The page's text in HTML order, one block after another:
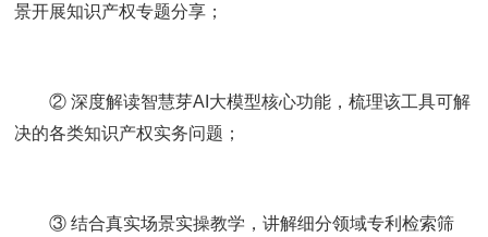
景开展知识产权专题分享；
② 深度解读智慧芽AI大模型核心功能，梳理该工具可解
决的各类知识产权实务问题；
③ 结合真实场景实操教学，讲解细分领域专利检索筛